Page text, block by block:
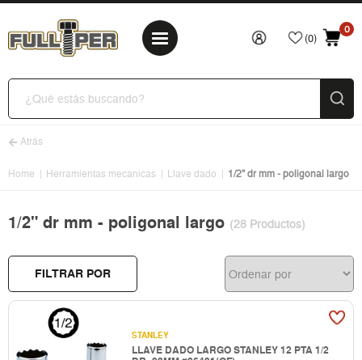
(0)
0
Atrás
Home Herramientas mecanicas Llave dado 1/2" dr mm - poligonal largo
1/2" dr mm - poligonal largo (28 Productos)
FILTRAR POR
STANLEY
LLAVE DADO LARGO STANLEY 12 PTA 1/2